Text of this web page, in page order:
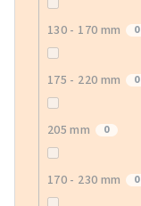
130 - 170 mm 0
175 - 220 mm 0
205 mm 0
170 - 230 mm 0